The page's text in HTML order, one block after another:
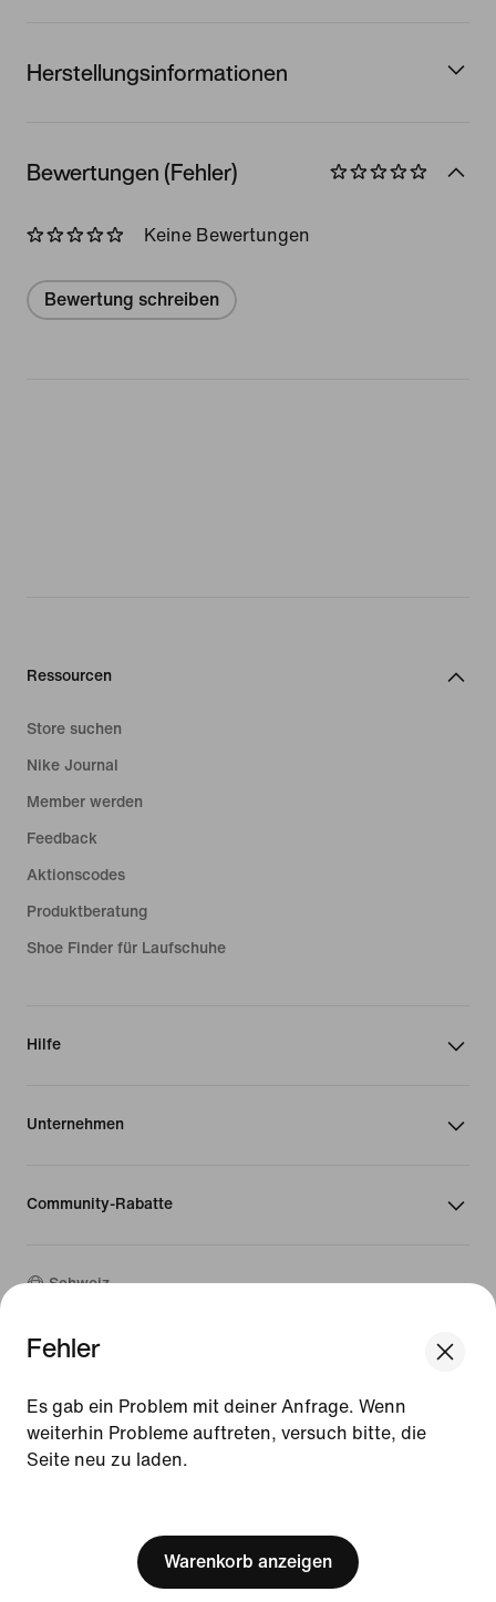
Update your location?
Schweiz
Fehler
Es gab ein Problem mit deiner Anfrage. Wenn
weiterhin Probleme auftreten, versuch bitte, die
Seite neu zu laden.
Warenkorb anzeigen
Herstellungsinformationen
Bewertungen (Fehler)
Keine Bewertungen
Bewertung schreiben
Ressourcen
Store suchen
Nike Journal
Member werden
Feedback
Aktionscodes
Produktberatung
Shoe Finder für Laufschuhe
Hilfe
Unternehmen
Community-Rabatte
Schweiz
© 2026Nike, Inc. Alle Rechte vorbehalten
Nutzungsbedingungen
Verkaufsbedingungen
Unternehmensinformationen